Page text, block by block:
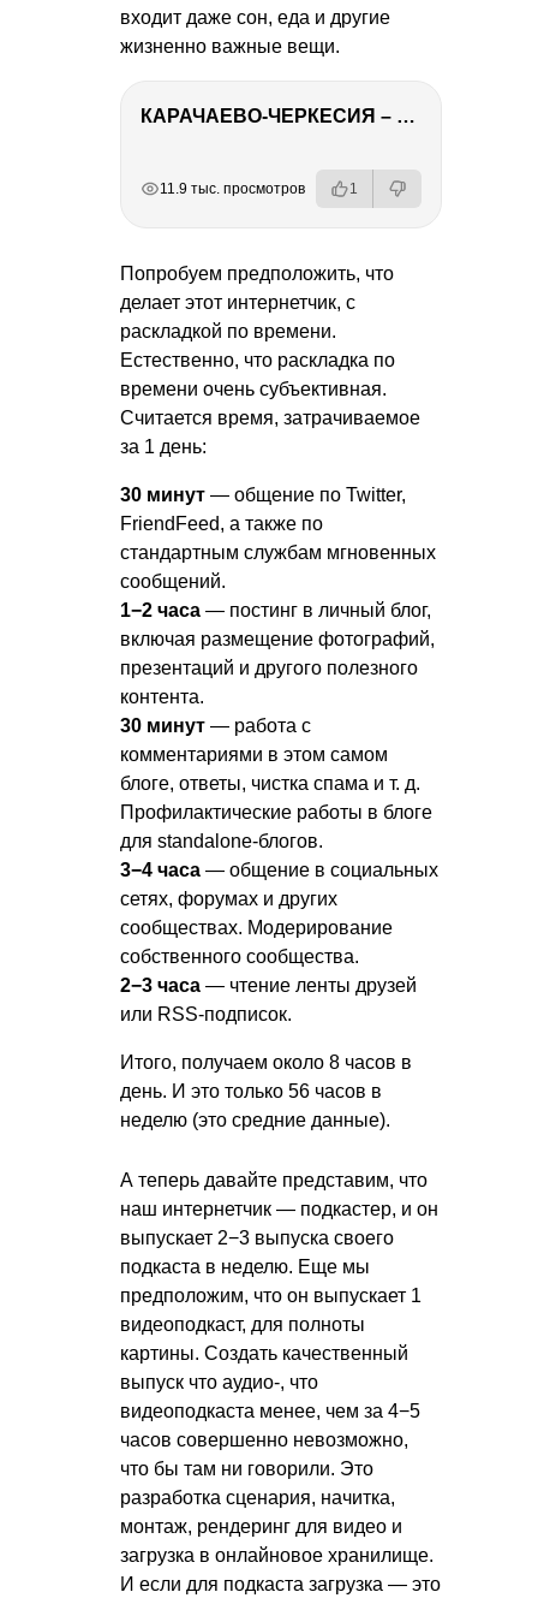
входит даже сон, еда и другие
жизненно важные вещи.
КАРАЧАЕВО-ЧЕРКЕСИЯ – ПУТЕШЕСТВИЕ НА КАВКАЗ часть 2
11.9 тыс. просмотров 1
Попробуем предположить, что
делает этот интернетчик, с
раскладкой по времени.
Естественно, что раскладка по
времени очень субъективная.
Считается время, затрачиваемое
за 1 день:
30 минут — общение по Twitter,
FriendFeed, а также по
стандартным службам мгновенных
сообщений.
1−2 часа — постинг в личный блог,
включая размещение фотографий,
презентаций и другого полезного
контента.
30 минут — работа с
комментариями в этом самом
блоге, ответы, чистка спама и т. д.
Профилактические работы в блоге
для standalone-блогов.
3−4 часа — общение в социальных
сетях, форумах и других
сообществах. Модерирование
собственного сообщества.
2−3 часа — чтение ленты друзей
или RSS-подписок.
Итого, получаем около 8 часов в
день. И это только 56 часов в
неделю (это средние данные).
А теперь давайте представим, что
наш интернетчик — подкастер, и он
выпускает 2−3 выпуска своего
подкаста в неделю. Еще мы
предположим, что он выпускает 1
видеоподкаст, для полноты
картины. Создать качественный
выпуск что аудио-, что
видеоподкаста менее, чем за 4−5
часов совершенно невозможно,
что бы там ни говорили. Это
разработка сценария, начитка,
монтаж, рендеринг для видео и
загрузка в онлайновое хранилище.
И если для подкаста загрузка — это